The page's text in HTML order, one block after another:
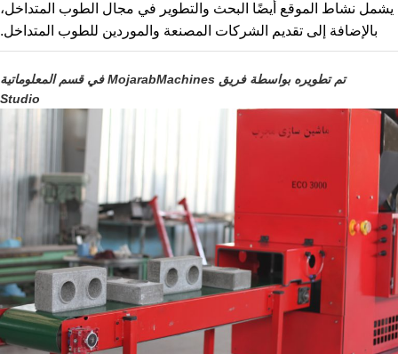
يشمل نشاط الموقع أيضًا البحث والتطوير في مجال الطوب المتداخل،
بالإضافة إلى تقديم الشركات المصنعة والموردين للطوب المتداخل.
تم تطويره بواسطة فريق MojarabMachines في قسم المعلوماتية
Studio